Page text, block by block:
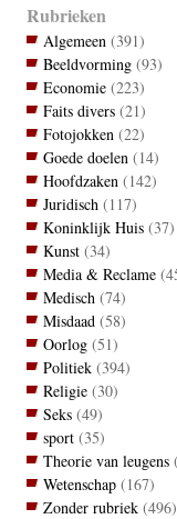
Rubrieken
Algemeen(391)
Beeldvorming(93)
Economie(223)
Faits divers(21)
Fotojokken(22)
Goede doelen(14)
Hoofdzaken(142)
Juridisch(117)
Koninklijk Huis(37)
Kunst(34)
Media & Reclame
Medisch(74)
Misdaad(58)
Oorlog(51)
Politiek(394)
Religie(30)
Seks(49)
sport(35)
Theorie van leugens
Wetenschap(167)
Zonder rubriek(496)